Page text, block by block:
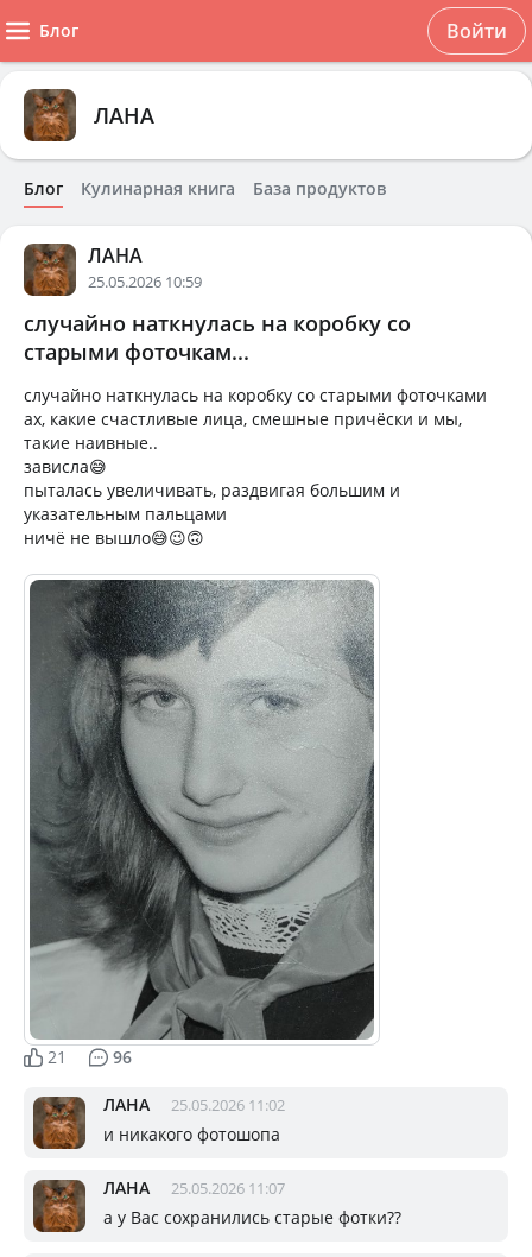
Блог Войти
ЛАНА
Блог Кулинарная книга База продуктов
ЛАНА
25.05.2026 10:59
случайно наткнулась на коробку со
старыми фоточкам...
случайно наткнулась на коробку со старыми фоточками
ах, какие счастливые лица, смешные причёски и мы,
такие наивные..
зависла😅
пыталась увеличивать, раздвигая большим и
указательным пальцами
ничё не вышло😅😉🙃
21 96
ЛАНА 25.05.2026 11:02
и никакого фотошопа
ЛАНА 25.05.2026 11:07
а у Вас сохранились старые фотки??